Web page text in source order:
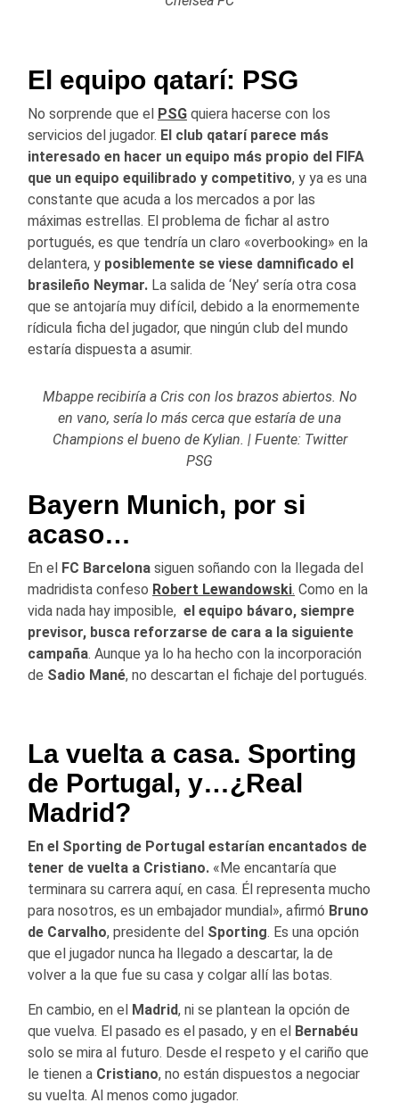
El equipo qatarí: PSG
No sorprende que el PSG quiera hacerse con los
servicios del jugador. El club qatarí parece más
interesado en hacer un equipo más propio del FIFA
que un equipo equilibrado y competitivo, y ya es una
constante que acuda a los mercados a por las
máximas estrellas. El problema de fichar al astro
portugués, es que tendría un claro «overbooking» en la
delantera, y posiblemente se viese damnificado el
brasileño Neymar. La salida de ‘Ney’ sería otra cosa
que se antojaría muy difícil, debido a la enormemente
rídicula ficha del jugador, que ningún club del mundo
estaría dispuesta a asumir.
Mbappe recibiría a Cris con los brazos abiertos. No
en vano, sería lo más cerca que estaría de una
Champions el bueno de Kylian. | Fuente: Twitter
PSG
Bayern Munich, por si
acaso…
En el FC Barcelona siguen soñando con la llegada del
madridista confeso Robert Lewandowski. Como en la
vida nada hay imposible, el equipo bávaro, siempre
previsor, busca reforzarse de cara a la siguiente
campaña. Aunque ya lo ha hecho con la incorporación
de Sadio Mané, no descartan el fichaje del portugués.
La vuelta a casa. Sporting
de Portugal, y…¿Real
Madrid?
En el Sporting de Portugal estarían encantados de
tener de vuelta a Cristiano. «Me encantaría que
terminara su carrera aquí, en casa. Él representa mucho
para nosotros, es un embajador mundial», afirmó Bruno
de Carvalho, presidente del Sporting. Es una opción
que el jugador nunca ha llegado a descartar, la de
volver a la que fue su casa y colgar allí las botas.
En cambio, en el Madrid, ni se plantean la opción de
que vuelva. El pasado es el pasado, y en el Bernabéu
solo se mira al futuro. Desde el respeto y el cariño que
le tienen a Cristiano, no están dispuestos a negociar
su vuelta. Al menos como jugador.